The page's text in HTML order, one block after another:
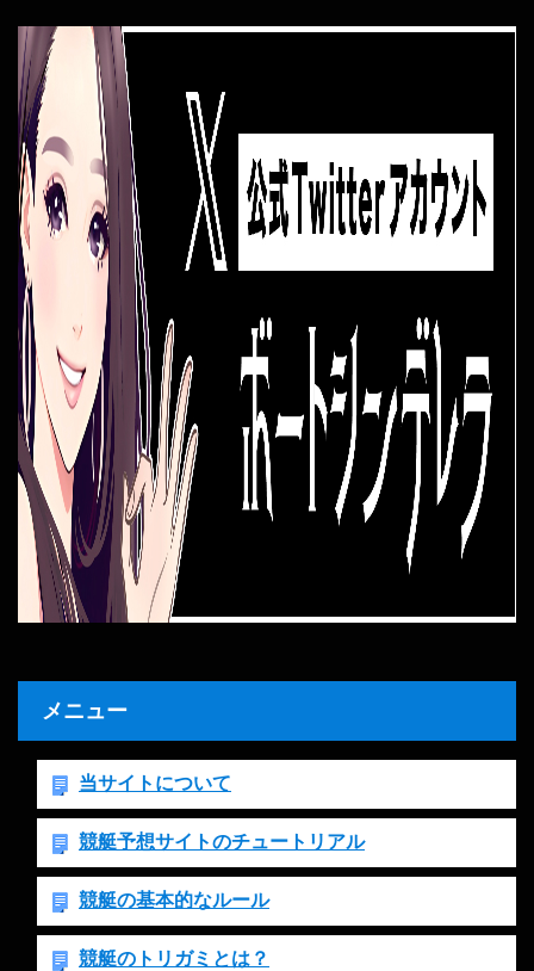
メニュー
当サイトについて
競艇予想サイトのチュートリアル
競艇の基本的なルール
競艇のトリガミとは？